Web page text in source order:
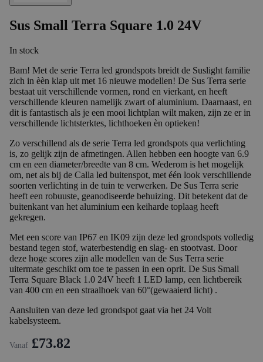
Sus Small Terra Square 1.0 24V
In stock
Bam! Met de serie Terra led grondspots breidt de Suslight familie
zich in èèn klap uit met 16 nieuwe modellen! De Sus Terra serie
bestaat uit verschillende vormen, rond en vierkant, en heeft
verschillende kleuren namelijk zwart of aluminium. Daarnaast, en
dit is fantastisch als je een mooi lichtplan wilt maken, zijn ze er in
verschillende lichtsterktes, lichthoeken èn optieken!
Zo verschillend als de serie Terra led grondspots qua verlichting
is, zo gelijk zijn de afmetingen. Allen hebben een hoogte van 6.9
cm en een diameter/breedte van 8 cm. Wederom is het mogelijk
om, net als bij de Calla led buitenspot, met één look verschillende
soorten verlichting in de tuin te verwerken. De Sus Terra serie
heeft een robuuste, geanodiseerde behuizing. Dit betekent dat de
buitenkant van het aluminium een keiharde toplaag heeft
gekregen.
Met een score van IP67 en IK09 zijn deze led grondspots volledig
bestand tegen stof, waterbestendig en slag- en stootvast. Door
deze hoge scores zijn alle modellen van de Sus Terra serie
uitermate geschikt om toe te passen in een oprit. De Sus Small
Terra Square Black 1.0 24V heeft 1 LED lamp, een lichtbereik
van 400 cm en een straalhoek van 60°(gewaaierd licht) .
Aansluiten van deze led grondspot gaat via het 24 Volt
kabelsysteem.
Vanaf £73.82